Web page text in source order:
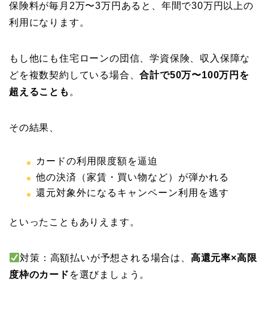
保険料が毎月2万〜3万円あると、年間で30万円以上の
利用になります。
もし他にも住宅ローンの団信、学資保険、収入保障な
どを複数契約している場合、合計で50万〜100万円を
超えることも 。
その結果、
カードの利用限度額を逼迫
他の決済（家賃・買い物など）が弾かれる
還元対象外になるキャンペーン利用を逃す
といったこともありえます。
対策：高額払いが予想される場合は、 高還元率×高限
度枠のカード を選びましょう。